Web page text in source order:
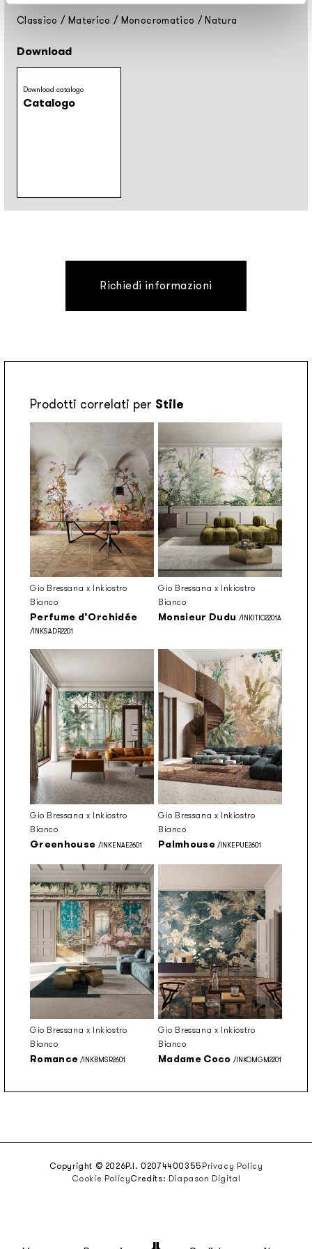
Classico / Materico / Monocromatico /Natura
Download
Download catalogo
Catalogo
Richiedi informazioni
Prodotti correlati per Stile
Gio Bressana x Inkiostro
Bianco
Perfume d’Orchidée
/INKSADR2201
Gio Bressana x Inkiostro
Bianco
Monsieur Dudu /INKITIO2201A
Gio Bressana x Inkiostro
Bianco
Greenhouse /INKENAE2601
Gio Bressana x Inkiostro
Bianco
Palmhouse /INKEPUE2601
Gio Bressana x Inkiostro
Bianco
Romance /INKBMSR2601
Gio Bressana x Inkiostro
Bianco
Madame Coco /INKOMGM2201
Copyright © 2026P.I. 02074400355Privacy Policy
Cookie PolicyCredits: Diapason Digital